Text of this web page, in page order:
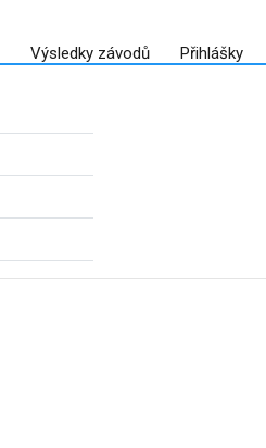
Výsledky závodů Přihlášky